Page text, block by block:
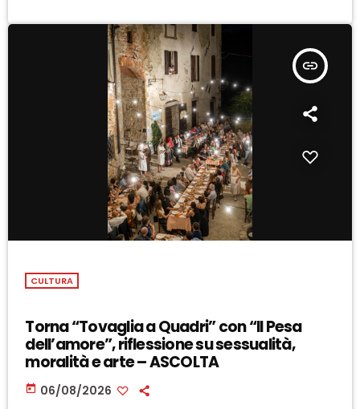
insert_link
CULTURA
Torna “Tovaglia a Quadri” con “Il Pesa
dell’amore”, riflessione su sessualità,
moralità e arte – ASCOLTA
today 06/08/2026